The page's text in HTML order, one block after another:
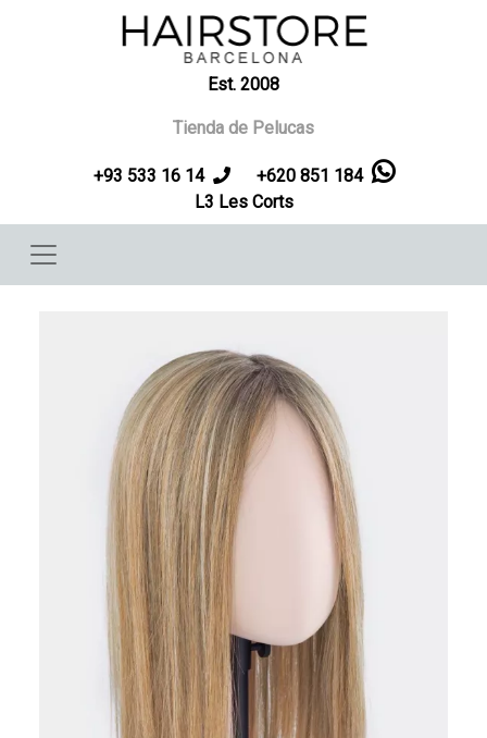
Pasar al contenido principal
Est. 2008
Tienda de Pelucas
+93 533 16 14
+620 851 184
L3 Les Corts